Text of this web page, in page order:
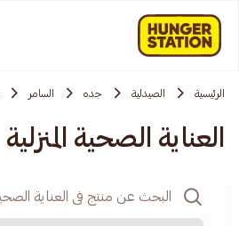
الرئيسية الصيدلية جده السامر
العناية الصحية المنزلية